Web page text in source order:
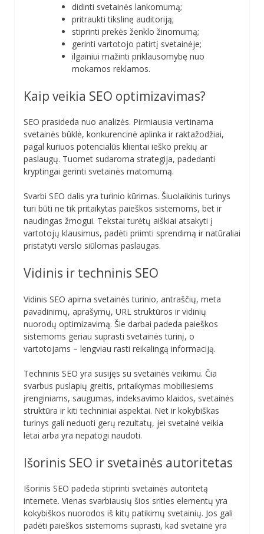
didinti svetainės lankomumą;
pritraukti tikslinę auditoriją;
stiprinti prekės ženklo žinomumą;
gerinti vartotojo patirtį svetainėje;
ilgainiui mažinti priklausomybę nuo
mokamos reklamos.
Kaip veikia SEO optimizavimas?
SEO prasideda nuo analizės. Pirmiausia vertinama
svetainės būklė, konkurencinė aplinka ir raktažodžiai,
pagal kuriuos potencialūs klientai ieško prekių ar
paslaugų. Tuomet sudaroma strategija, padedanti
kryptingai gerinti svetainės matomumą.
Svarbi SEO dalis yra turinio kūrimas. Šiuolaikinis turinys
turi būti ne tik pritaikytas paieškos sistemoms, bet ir
naudingas žmogui. Tekstai turėtų aiškiai atsakyti į
vartotojų klausimus, padėti priimti sprendimą ir natūraliai
pristatyti verslo siūlomas paslaugas.
Vidinis ir techninis SEO
Vidinis SEO apima svetainės turinio, antraščių, meta
pavadinimų, aprašymų, URL struktūros ir vidinių
nuorodų optimizavimą. Šie darbai padeda paieškos
sistemoms geriau suprasti svetainės turinį, o
vartotojams – lengviau rasti reikalingą informaciją.
Techninis SEO yra susijęs su svetainės veikimu. Čia
svarbus puslapių greitis, pritaikymas mobiliesiems
įrenginiams, saugumas, indeksavimo klaidos, svetainės
struktūra ir kiti techniniai aspektai. Net ir kokybiškas
turinys gali neduoti gerų rezultatų, jei svetainė veikia
lėtai arba yra nepatogi naudoti.
Išorinis SEO ir svetainės autoritetas
Išorinis SEO padeda stiprinti svetainės autoritetą
internete. Vienas svarbiausių šios srities elementų yra
kokybiškos nuorodos iš kitų patikimų svetainių. Jos gali
padėti paieškos sistemoms suprasti, kad svetainė yra